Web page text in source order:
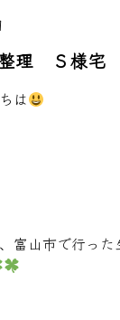
理 Ｓ様宅
は
富山市で行っ